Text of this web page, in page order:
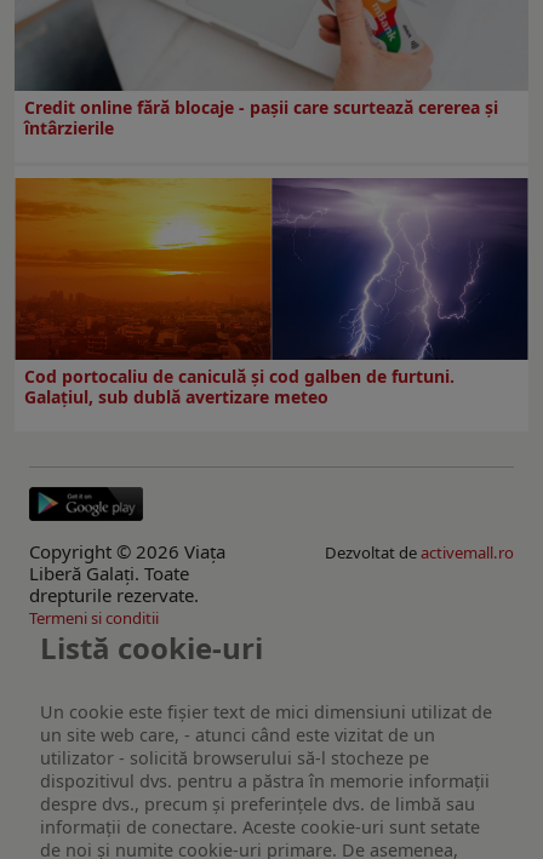
Credit online fără blocaje - pașii care scurtează cererea și
întârzierile
Cod portocaliu de caniculă și cod galben de furtuni.
Galațiul, sub dublă avertizare meteo
Copyright © 2026 Viaţa
Liberă Galaţi. Toate
drepturile rezervate.
Dezvoltat deactivemall.ro
Termeni si conditii
Listă cookie-uri
Un cookie este fişier text de mici dimensiuni utilizat de
un site web care, - atunci când este vizitat de un
utilizator - solicită browserului să-l stocheze pe
dispozitivul dvs. pentru a păstra în memorie informații
despre dvs., precum și preferințele dvs. de limbă sau
informații de conectare. Aceste cookie-uri sunt setate
de noi și numite cookie-uri primare. De asemenea,